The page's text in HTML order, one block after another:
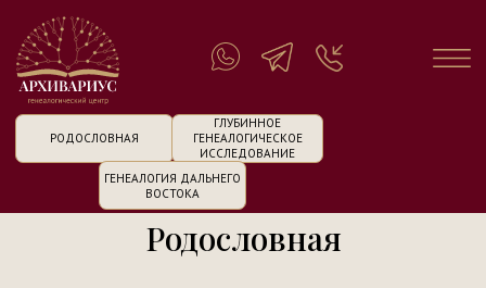
РОДОСЛОВНАЯ
ВОСТОКА
Родословная